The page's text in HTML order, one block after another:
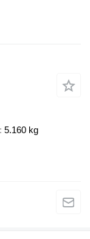
5.160 kg